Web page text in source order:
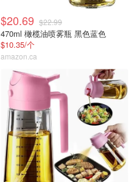
$20.69 $22.99
470ml 橄榄油喷雾瓶 黑色蓝色
$10.35/个
amazon.ca